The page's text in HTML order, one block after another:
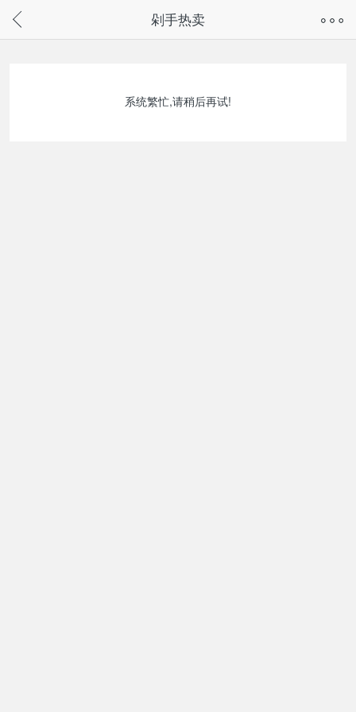
请通过微信或支付宝搜“奇兔客小程序”访问
剁手热卖
系统繁忙,请稍后再试!